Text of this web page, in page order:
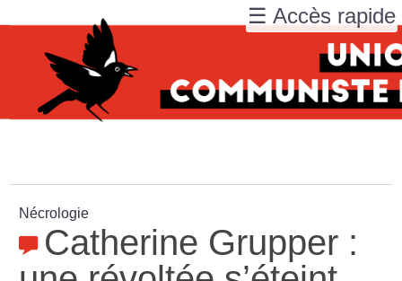
Nécrologie
Catherine Grupper :
☰ Accès rapide